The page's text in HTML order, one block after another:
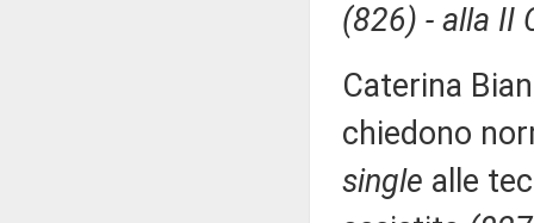
(826) - alla II
Caterina
chiedono
single alle